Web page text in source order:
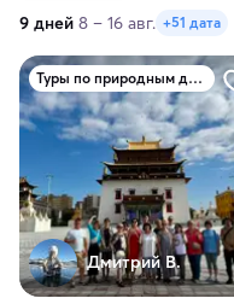
9 дней 8 – 16 авг. +51 дата
Туры по природным достопримечательностям
Дмитрий В.